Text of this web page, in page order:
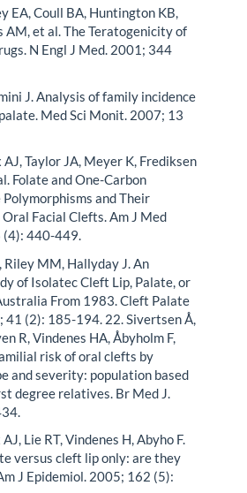
EA, Coull BA, Huntington KB,
AM, et al. The Teratogenicity of
N Engl J Med. 2001; 344
J. Analysis of family incidence
Med Sci Monit. 2007; 13
Taylor JA, Meyer K, Frediksen
Folate and One-Carbon
and Their
Facial Clefts. Am J Med
(4): 440-449.
Riley MM, Hallyday J. An
of Isolatec Cleft Lip, Palate, or
From 1983. Cleft Palate
41 (2): 185-194. 22. Sivertsen Å,
R, Vindenes HA, Åbyholm F,
risk of oral clefts by
and severity: population based
degree relatives. Br Med J.
Lie RT, Vindenes H, Abyho F.
versus cleft lip only: are they
J Epidemiol. 2005; 162 (5):